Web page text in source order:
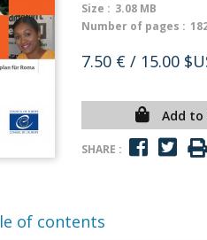
Size : 3.08 MB
Number of pages :
7.50 € / 15.00
Add to
SHARE :
of contents